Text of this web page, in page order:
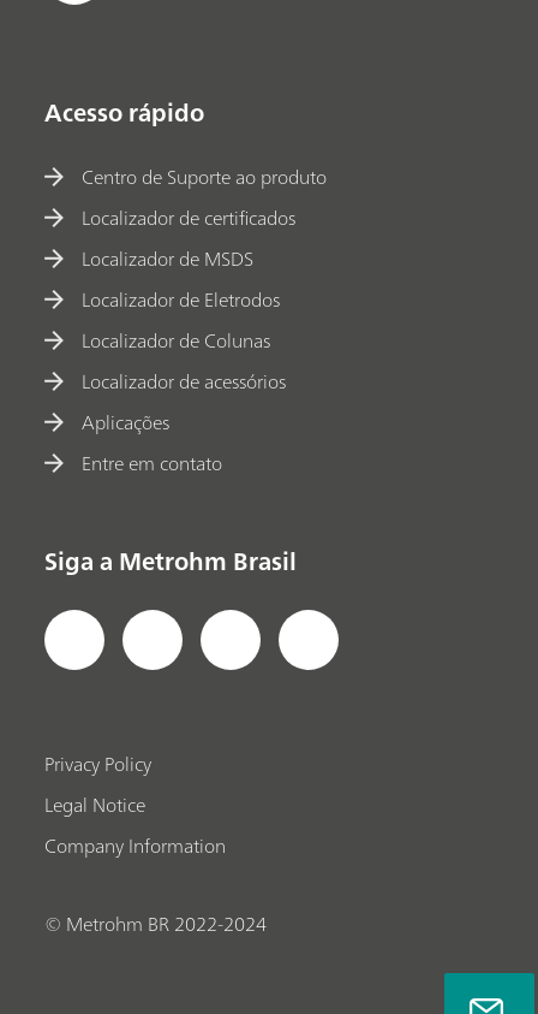
Acesso rápido
Centro de Suporte ao produto
Localizador de certificados
Localizador de MSDS
Localizador de Eletrodos
Localizador de Colunas
Localizador de acessórios
Aplicações
Entre em contato
Siga a Metrohm Brasil
Privacy Policy
Legal Notice
Company Information
© Metrohm BR 2022-2024